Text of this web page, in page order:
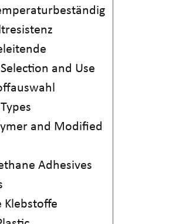
and Use
and Modified
Adhesives